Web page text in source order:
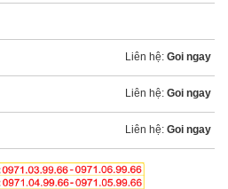
Liên hệ: Goi ngay
Liên hệ: Goi ngay
Liên hệ: Goi ngay